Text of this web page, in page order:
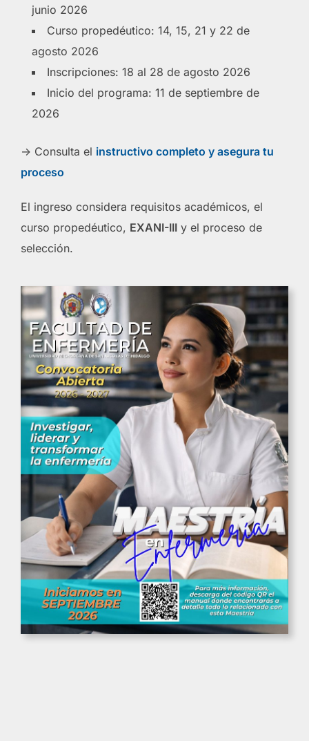
junio 2026
Curso propedéutico: 14, 15, 21 y 22 de
agosto 2026
Inscripciones: 18 al 28 de agosto 2026
Inicio del programa: 11 de septiembre de
2026
-> Consulta el instructivo completo y asegura tu
proceso
El ingreso considera requisitos académicos, el
curso propedéutico, EXANI-III y el proceso de
selección.